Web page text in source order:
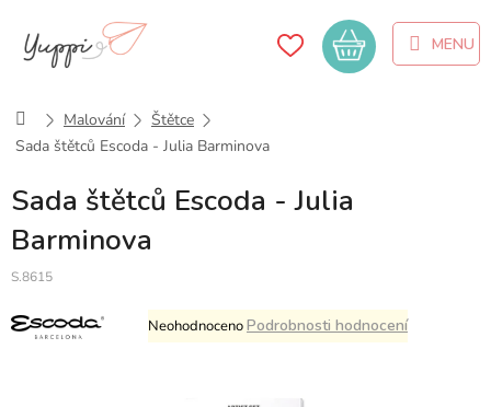
obsah
Nákupní
košík
DomůMalování
Štětce
Sada štětců Escoda - Julia Barminova
Sada štětců Escoda - Julia
Barminova
S.8615
Průměrné
hodnocení
NeohodnocenoPodrobnosti hodnocení